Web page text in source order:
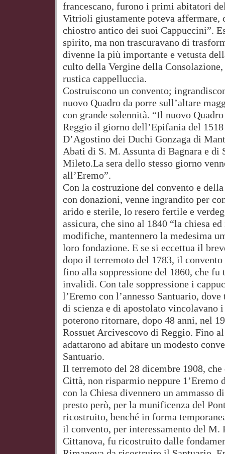
francescano, furono i primi abitatori
Vitrioli giustamente poteva affermare,
chiostro antico dei suoi Cappuccini”.
spirito, ma non trascuravano di
divenne la più importante e vetusta
culto della Vergine della
rustica cappelluccia.
Costruiscono un convento;
nuovo Quadro da porre sull’altare
con grande solennità. “Il nuovo
Reggio il giorno dell’Epifania del
D’Agostino dei Duchi Gonzaga di
Abati di S. M. Assunta di Bagnara e
Mileto.La sera dello stesso giorno
all’Eremo”.
Con la costruzione del convento e
con donazioni, venne ingrandito per
arido e sterile, lo resero fertile e
assicura, che sino al 1840 “la chiesa
modifiche, mantennero la medesima
loro fondazione. E se si eccettua il
dopo il terremoto del 1783, il
fino alla soppressione del 1860, che
invalidi. Con tale soppressione i
l’Eremo con l’annesso Santuario,
di scienza e di apostolato vincolavano
poterono ritornare, dopo 48 anni, nel
Rossuet Arcivescovo di Reggio. Fino
adattarono ad abitare un modesto
Santuario.
Il terremoto del 28 dicembre 1908,
Città, non risparmio neppure 1’Eremo
con la Chiesa divennero un ammasso
presto però, per la munificenza del
ricostruito, benché in forma
il convento, per interessamento del M.
Cittanova, fu ricostruito dalle